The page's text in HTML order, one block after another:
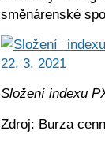
směnárenské
Složení indexu
Zdroj: Burza